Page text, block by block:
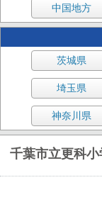
中国地方
茨城県
埼玉県
神奈川県
千葉市立更科